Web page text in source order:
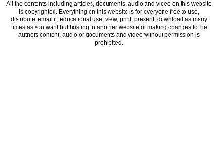
All the contents including articles, documents, audio and video on this website
is copyrighted. Everything on this website is for everyone free to use,
distribute, email it, educational use, view, print, present, download as many
times as you want but hosting in another website or making changes to the
authors content, audio or documents and video without permission is
prohibited.